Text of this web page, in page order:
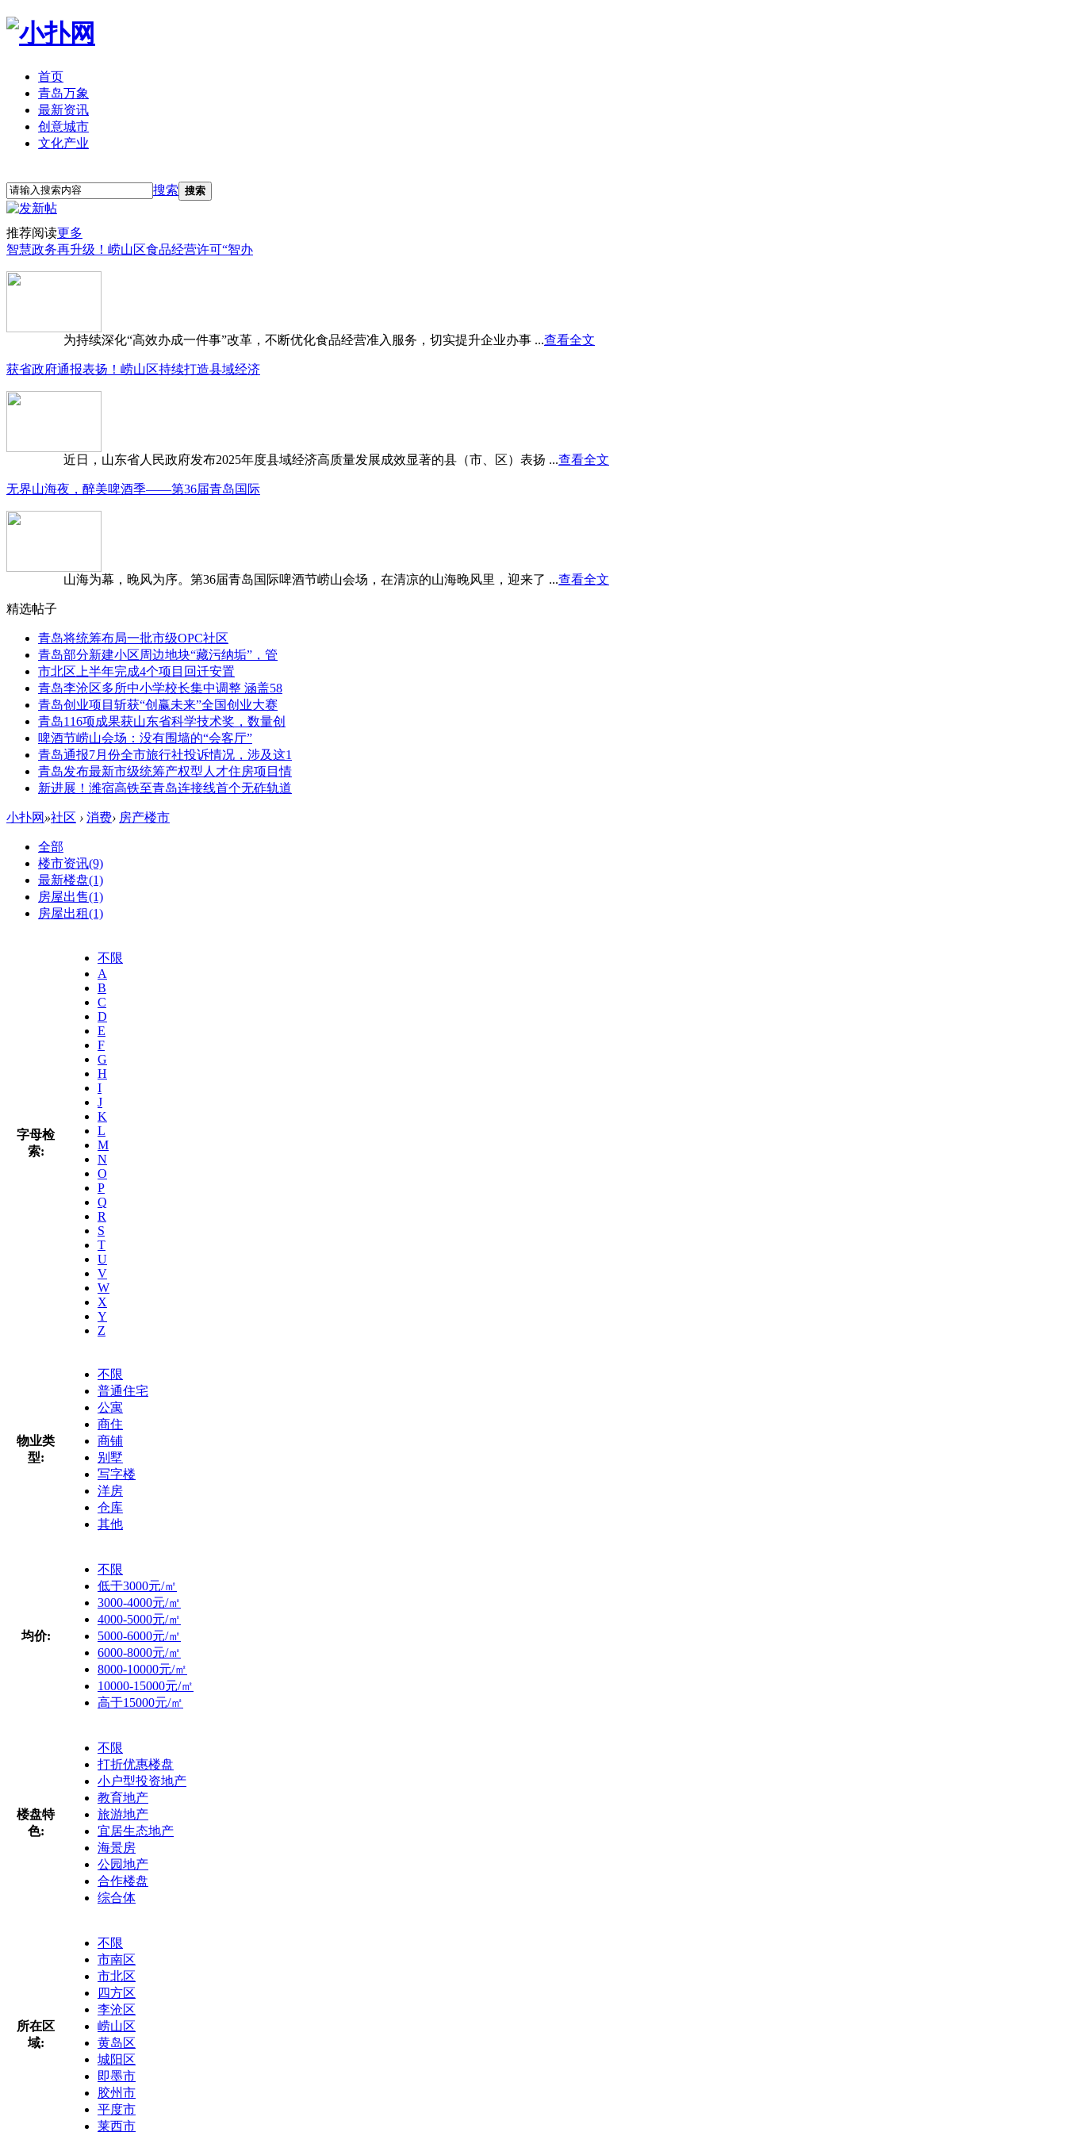
首页
青岛万象
最新资讯
创意城市
文化产业
搜索 搜索
推荐阅读更多
智慧政务再升级！崂山区食品经营许可“智办
为持续深化“高效办成一件事”改革，不断优化食品经营准入服务，切实提升企业办事 ...查看全文
获省政府通报表扬！崂山区持续打造县域经济
近日，山东省人民政府发布2025年度县域经济高质量发展成效显著的县（市、区）表扬 ...查看全文
无界山海夜，醉美啤酒季——第36届青岛国际
山海为幕，晚风为序。第36届青岛国际啤酒节崂山会场，在清凉的山海晚风里，迎来了 ...查看全文
精选帖子
青岛将统筹布局一批市级OPC社区
青岛部分新建小区周边地块“藏污纳垢”，管
市北区上半年完成4个项目回迁安置
青岛李沧区多所中小学校长集中调整 涵盖58
青岛创业项目斩获“创赢未来”全国创业大赛
青岛116项成果获山东省科学技术奖，数量创
啤酒节崂山会场：没有围墙的“会客厅”
青岛通报7月份全市旅行社投诉情况，涉及这1
青岛发布最新市级统筹产权型人才住房项目情
新进展！潍宿高铁至青岛连接线首个无砟轨道
小扑网 »社区 › 消费› 房产楼市
全部
楼市资讯(9)
最新楼盘(1)
房屋出售(1)
房屋出租(1)
字母检
索:
不限
A
B
C
D
E
F
G
H
I
J
K
L
M
N
O
P
Q
R
S
T
U
V
W
X
Y
Z
物业类
型:
不限
普通住宅
公寓
商住
商铺
别墅
写字楼
洋房
仓库
其他
均价:
不限
低于3000元/㎡
3000-4000元/㎡
4000-5000元/㎡
5000-6000元/㎡
6000-8000元/㎡
8000-10000元/㎡
10000-15000元/㎡
高于15000元/㎡
楼盘特
色:
不限
打折优惠楼盘
小户型投资地产
教育地产
旅游地产
宜居生态地产
海景房
公园地产
合作楼盘
综合体
所在区
域:
不限
市南区
市北区
四方区
李沧区
崂山区
黄岛区
城阳区
即墨市
胶州市
平度市
莱西市